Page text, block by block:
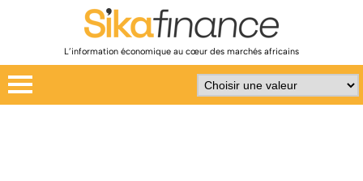
L’information économique au cœur des marchés africains